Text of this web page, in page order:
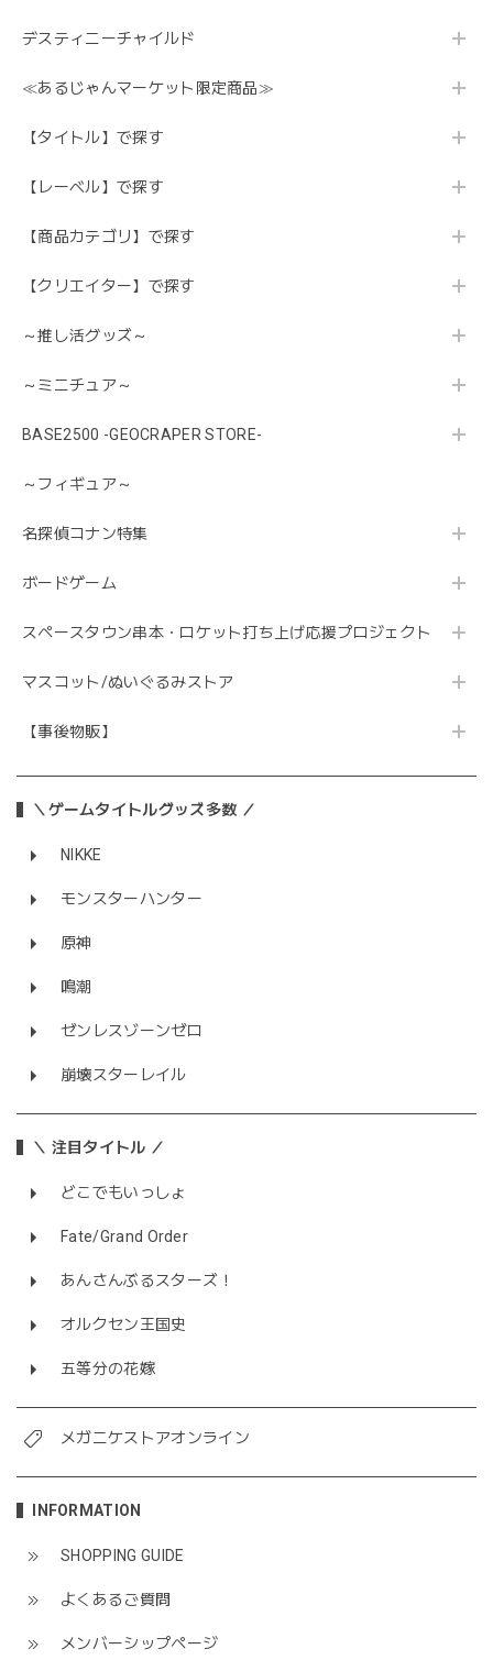
デスティニーチャイルド
≪あるじゃんマーケット限定商品≫
【タイトル】で探す
【レーベル】で探す
【商品カテゴリ】で探す
【クリエイター】で探す
～推し活グッズ～
～ミニチュア～
BASE2500 -GEOCRAPER STORE-
～フィギュア～
名探偵コナン特集
ボードゲーム
スペースタウン串本・ロケット打ち上げ応援プロジェクト
マスコット/ぬいぐるみストア
【事後物販】
＼ゲームタイトルグッズ多数 ／
NIKKE
モンスターハンター
原神
鳴潮
ゼンレスゾーンゼロ
崩壊スターレイル
＼ 注目タイトル ／
どこでもいっしょ
Fate/Grand Order
あんさんぶるスターズ！
オルクセン王国史
五等分の花嫁
メガニケストアオンライン
INFORMATION
SHOPPING GUIDE
よくあるご質問
メンバーシップページ